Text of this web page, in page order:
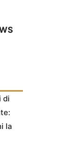
di
la